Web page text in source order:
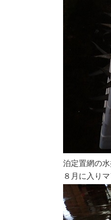
泊定置網の
８月に入り